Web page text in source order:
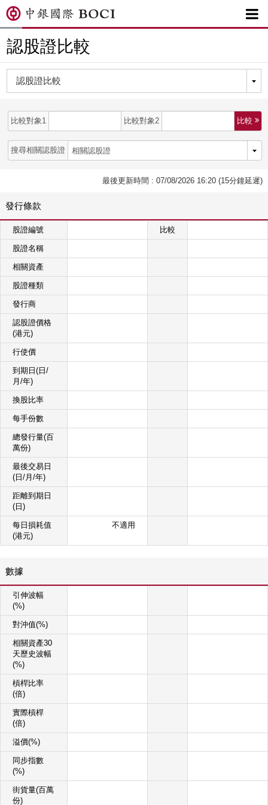

認股證比較
比較對象1 比較對象2 比較 
搜尋相關認股證
最後更新時間 : 07/08/2026 16:20 (15分鐘延遲)
發行條款
股證編號 比較
股證名稱
相關資產
股證種類
發行商
認股證價格
(港元)
行使價
到期日(日/
月/年)
換股比率
每手份數
總發行量(百
萬份)
最後交易日
(日/月/年)
距離到期日
(日)
每日損耗值
(港元)
不適用
數據
引伸波幅
(%)
對沖值(%)
相關資產30
天歷史波幅
(%)
槓桿比率
(倍)
實際槓桿
(倍)
溢價(%)
同步指數
(%)
街貨量(百萬
份)